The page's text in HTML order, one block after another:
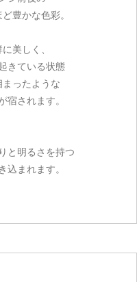
豊かな色彩。
美しく、
きている状態
ったような
宿されます。
と明るさを持つ
込まれます。